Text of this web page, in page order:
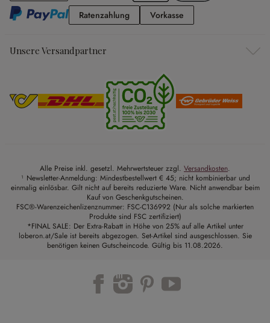
RatenzahlungRatenzahlung
Vorkasse
Unsere Versandpartner
Alle Preise inkl. gesetzl. Mehrwertsteuer zzgl. Versandkosten.
¹ Newsletter-Anmeldung: Mindestbestellwert € 45; nicht kombinierbar und
einmalig einlösbar. Gilt nicht auf bereits reduzierte Ware. Nicht anwendbar beim
Kauf von Geschenkgutscheinen.
FSC®-Warenzeichenlizenznummer: FSC-C136992 (Nur als solche markierten
Produkte sind FSC zertifiziert)
*FINAL SALE: Der Extra-Rabatt in Höhe von 25% auf alle Artikel unter
loberon.at/Sale ist bereits abgezogen. Set-Artikel sind ausgeschlossen. Sie
benötigen keinen Gutscheincode. Gültig bis 11.08.2026.